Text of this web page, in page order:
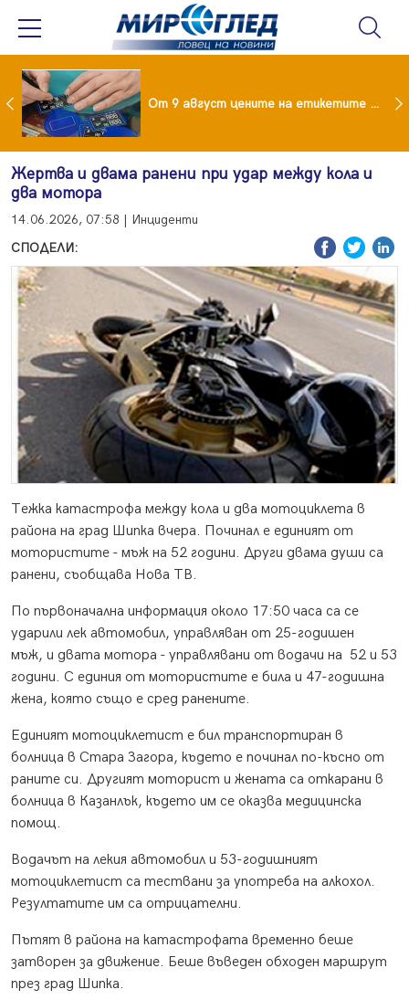
Проект за изграждане на 13-етажна "мегаджамия" разгневи жителите на Лондон От 9 август цените на етикетите само в евро
Жертва и двама ранени при удар между кола и
два мотора
14.06.2026, 07:58 | Инциденти
СПОДЕЛИ:
Тежка катастрофа между кола и два мотоциклета в
района на град Шипка вчера. Починал е единият от
мотористите - мъж на 52 години. Други двама души са
ранени, съобщава Нова ТВ.
По първоначална информация около 17:50 часа са се
ударили лек автомобил, управляван от 25-годишен
мъж, и двата мотора - управлявани от водачи на 52 и 53
години. С единия от мотористите е била и 47-годишна
жена, която също е сред ранените.
Единият мотоциклетист е бил транспортиран в
болница в Стара Загора, където е починал по-късно от
раните си. Другият моторист и жената са откарани в
болница в Казанлък, където им се оказва медицинска
помощ.
Водачът на лекия автомобил и 53-годишният
мотоциклетист са тествани за употреба на алкохол.
Резултатите им са отрицателни.
Пътят в района на катастрофата временно беше
затворен за движение. Беше въведен обходен маршрут
през град Шипка.